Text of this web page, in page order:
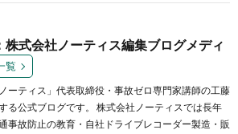
式会社ノーティス編集ブログメディ
覧
ノーティス」代表取締役・事故ゼロ専門家講師の工藤
る公式ブログです。 株式会社ノーティスでは長年
事故防止の教育・自社ドライブレコーダー製造・販